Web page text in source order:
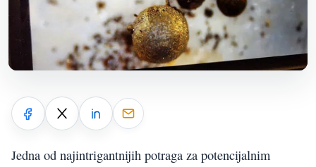
Jedna od najintrigantnijih potraga za potencijalnim